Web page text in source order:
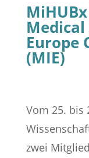
Europe
(MIE)
Vom 25. bis
zwei